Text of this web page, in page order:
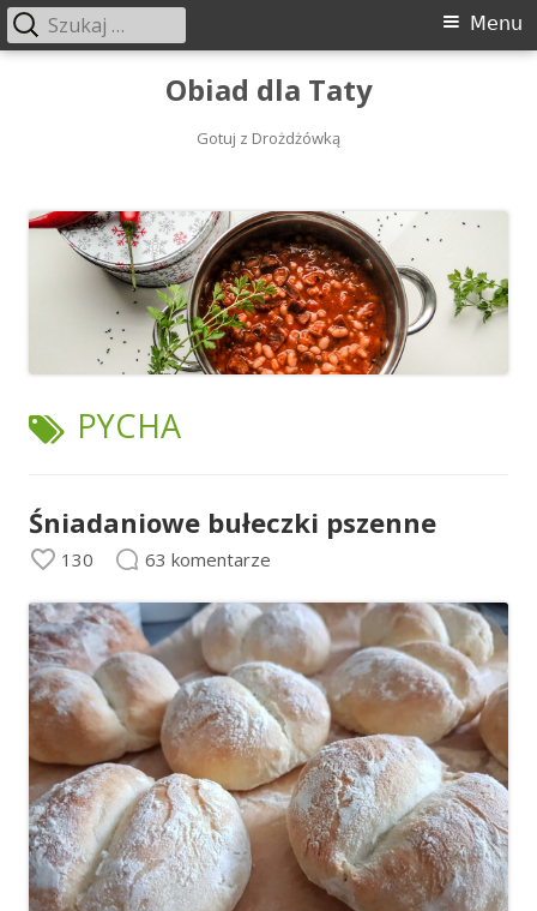
Obiad dla Taty
Gotuj z Drożdżówką
Menu
Menu
Szukaj:
TAGI:
PYCHA
Śniadaniowe bułeczki pszenne
130 63 komentarze